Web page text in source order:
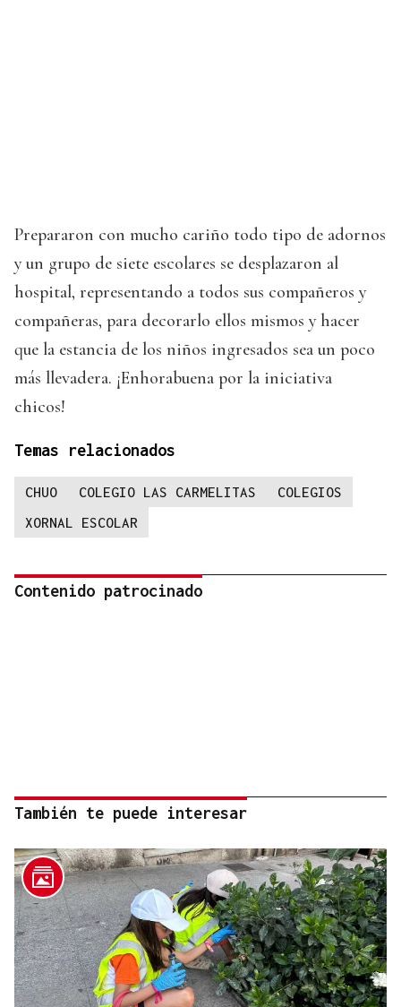
Prepararon con mucho cariño todo tipo de adornos
y un grupo de siete escolares se desplazaron al
hospital, representando a todos sus compañeros y
compañeras, para decorarlo ellos mismos y hacer
que la estancia de los niños ingresados sea un poco
más llevadera. ¡Enhorabuena por la iniciativa
chicos!
Temas relacionados
CHUO COLEGIO LAS CARMELITAS
COLEGIOS
XORNAL ESCOLAR
Contenido patrocinado
También te puede interesar